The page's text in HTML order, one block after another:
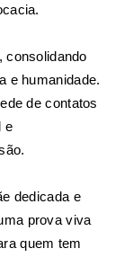
consolidando
e humanidade.
de contatos
e
dedicada e
prova viva
quem tem